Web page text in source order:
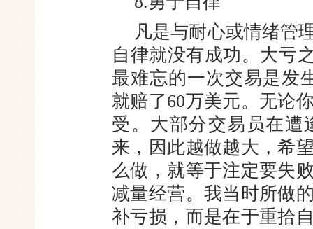
凡是与耐心或情绪管
自律就没有成功。大亏
最难忘的一次交易是发
就赔了60万美元。无论
受。大部分交易员在遭
来，因此越做越大，希
么做，就等于注定要失
减量经营。我当时所做
补亏损，而是在于重拾